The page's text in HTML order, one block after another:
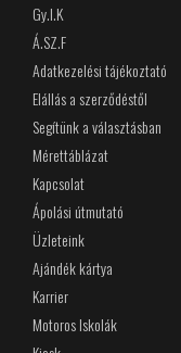
Gy.I.K
Á.SZ.F
Adatkezelési tájékoztató
Elállás a szerződéstől
Segítünk a választásban
Mérettáblázat
Kapcsolat
Ápolási útmutató
Üzleteink
Ajándék kártya
Karrier
Motoros Iskolák